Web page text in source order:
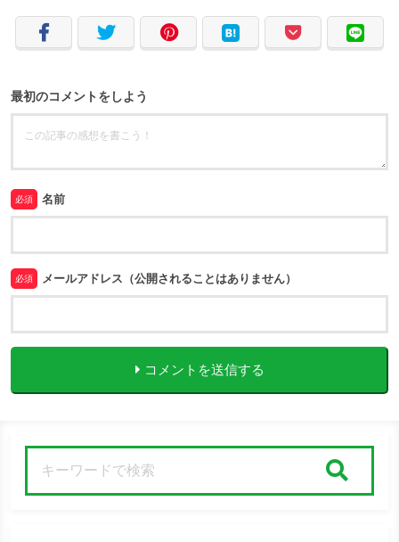
最初のコメントをしよう
必須 名前
必須 メールアドレス（公開されることはありません）
コメントを送信する